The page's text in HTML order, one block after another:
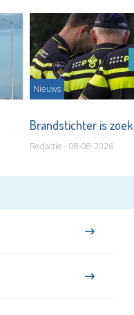
Nieuws
Brandstichter is
Redactie - 08-08-2026